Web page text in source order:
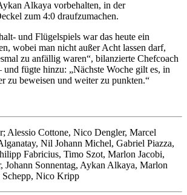
Alkaya vorbehalten, in der
zum 4:0 draufzumachen.
und Flügelspiels war das heute ein
wobei man nicht außer Acht lassen darf,
zu anfällig waren“, bilanzierte Chefcoach
fügte hinzu: „Nächste Woche gilt es, in
zu beweisen und weiter zu punkten.“
Alessio Cottone, Nico Dengler, Marcel
Nil Johann Michel, Gabriel Piazza,
Fabricius, Timo Szot, Marlon Jacobi,
Johann Sonnentag, Aykan Alkaya, Marlon
Schepp, Nico Kripp